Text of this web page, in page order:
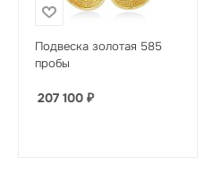
Подвеска золотая 585
пробы
207 100 ₽